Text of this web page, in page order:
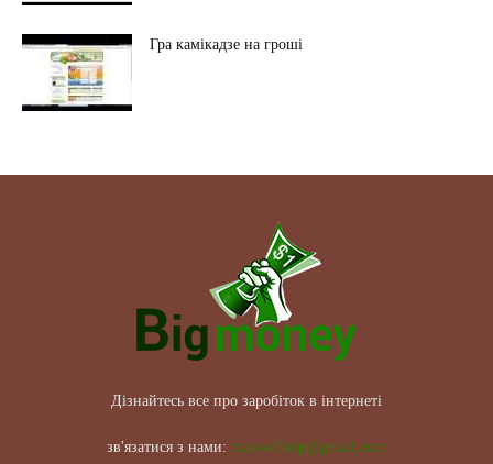
Гра камікадзе на гроші
Дізнайтесь все про заробіток в інтернеті
зв'язатися з нами: maxwelhelp@gmail.com